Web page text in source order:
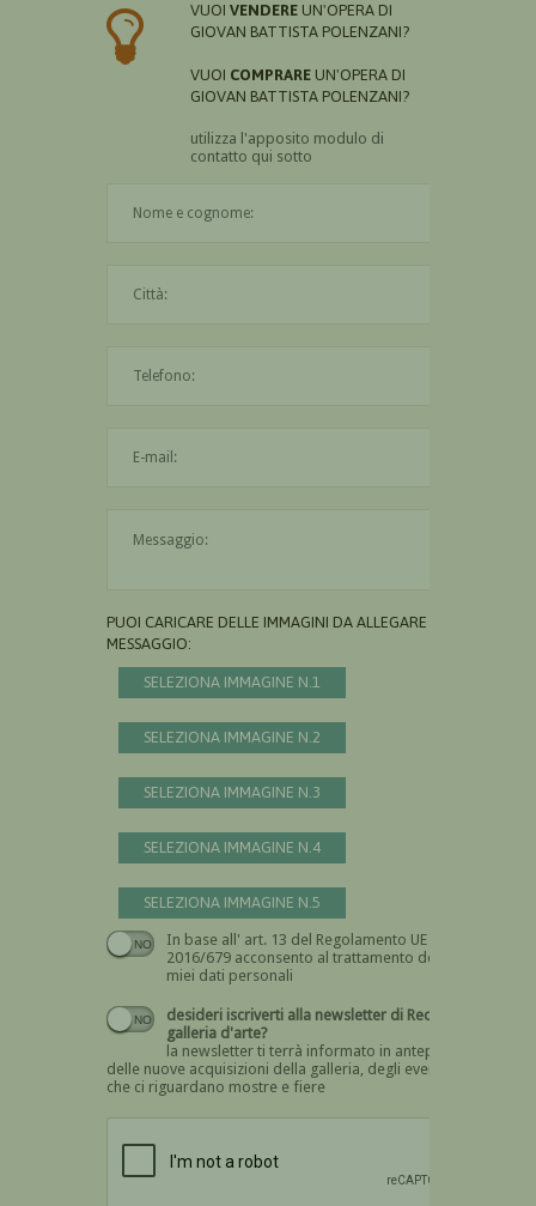
VUOI VENDERE UN'OPERA DI
GIOVAN BATTISTA POLENZANI?
VUOI COMPRARE UN'OPERA DI
GIOVAN BATTISTA POLENZANI?
utilizza l'apposito modulo di
contatto qui sotto
PUOI CARICARE DELLE IMMAGINI DA ALLEGARE AL
MESSAGGIO:
SELEZIONA IMMAGINE N.1
SELEZIONA IMMAGINE N.2
SELEZIONA IMMAGINE N.3
SELEZIONA IMMAGINE N.4
SELEZIONA IMMAGINE N.5
In base all' art. 13 del Regolamento UE n.
2016/679 acconsento al trattamento dei
miei dati personali
Devi dare il consenso
desideri iscriverti alla newsletter di Recta
galleria d'arte?
la newsletter ti terrà informato in anteprima
delle nuove acquisizioni della galleria, degli eventi
che ci riguardano mostre e fiere